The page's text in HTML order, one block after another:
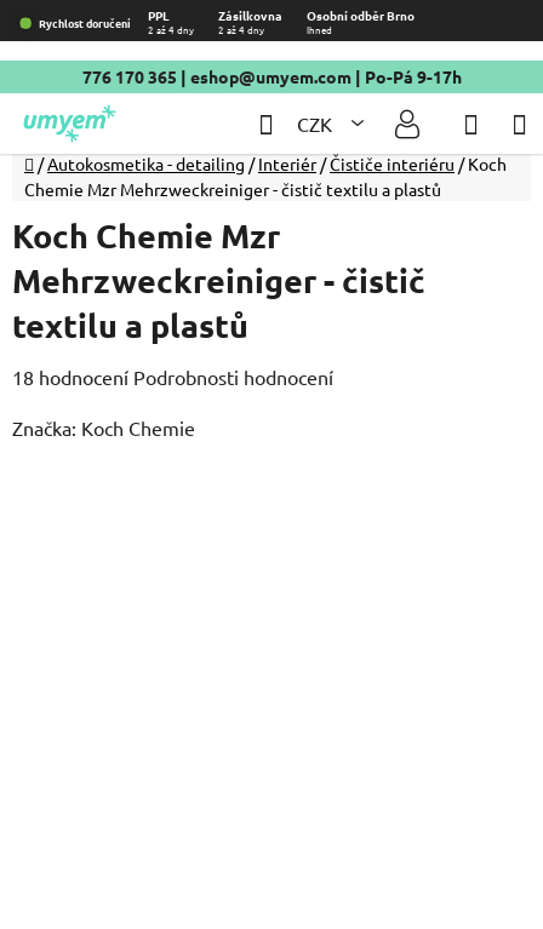
Přejít
na
obsah
Rychlost doručení PPL Zásilkovna Osobní odběr Brno
2 až 4 dny 2 až 4 dny Ihned
776 170 365 | eshop@umyem.com| Po-Pá 9-17h
CZK
Hledat
Domů
/Autokosmetika - detailing / Interiér /Čističe interiéru / Koch
Chemie Mzr Mehrzweckreiniger - čistič textilu a plastů
Koch Chemie Mzr
Mehrzweckreiniger - čistič
textilu a plastů
Průměrné
produktu
18 hodnocení Podrobnosti hodnocení
Značka: Koch Chemie